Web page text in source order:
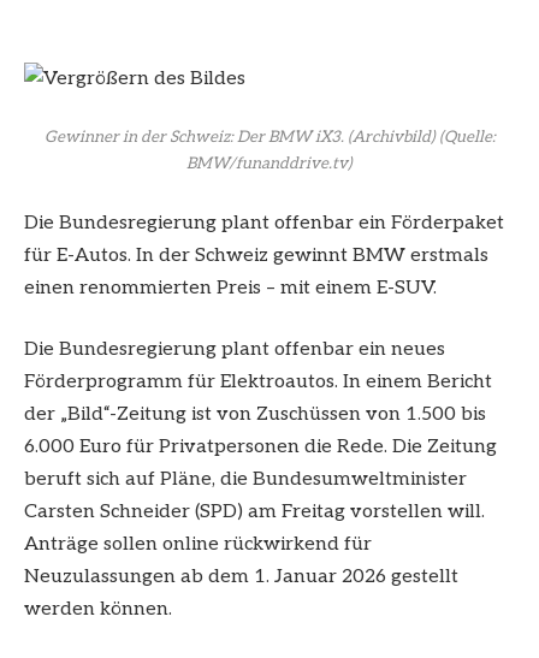
Gewinner in der Schweiz: Der BMW iX3. (Archivbild)(Quelle:
BMW/funanddrive.tv)
Die Bundesregierung plant offenbar ein Förderpaket
für E-Autos. In der Schweiz gewinnt BMW erstmals
einen renommierten Preis – mit einem E-SUV.
Die Bundesregierung plant offenbar ein neues
Förderprogramm für Elektroautos. In einem Bericht
der „Bild“-Zeitung ist von Zuschüssen von 1.500 bis
6.000 Euro für Privatpersonen die Rede. Die Zeitung
beruft sich auf Pläne, die Bundesumweltminister
Carsten Schneider (SPD) am Freitag vorstellen will.
Anträge sollen online rückwirkend für
Neuzulassungen ab dem 1. Januar 2026 gestellt
werden können.